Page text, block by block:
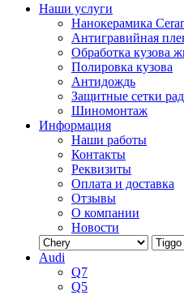
Наши услуги
Нанокерамика
Антигравийная
Обработка кузова
Полировка кузова
Антидождь
Защитные сетки
Шиномонтаж
Информация
Наши работы
Контакты
Реквизиты
Оплата и доставка
Отзывы
О компании
Новости
Audi
Q7
Q5